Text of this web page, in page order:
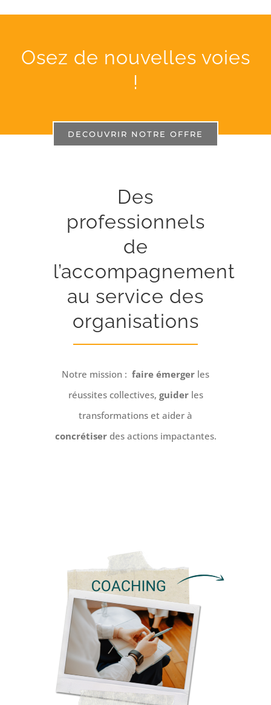
Osez de nouvelles voies
!
DECOUVRIR NOTRE OFFRE
Des
professionnels
de
l’accompagnement
au service des
organisations
Notre mission : faire émerger les
réussites collectives, guiderles
transformations et aider à
concrétiser des actions impactantes.
Développer les potentiels & faire évoluer les
postures !
Clarifier une situation et définir des
objectifs
Faire émerger des prises de consciences,
les apprentissages et les solutions